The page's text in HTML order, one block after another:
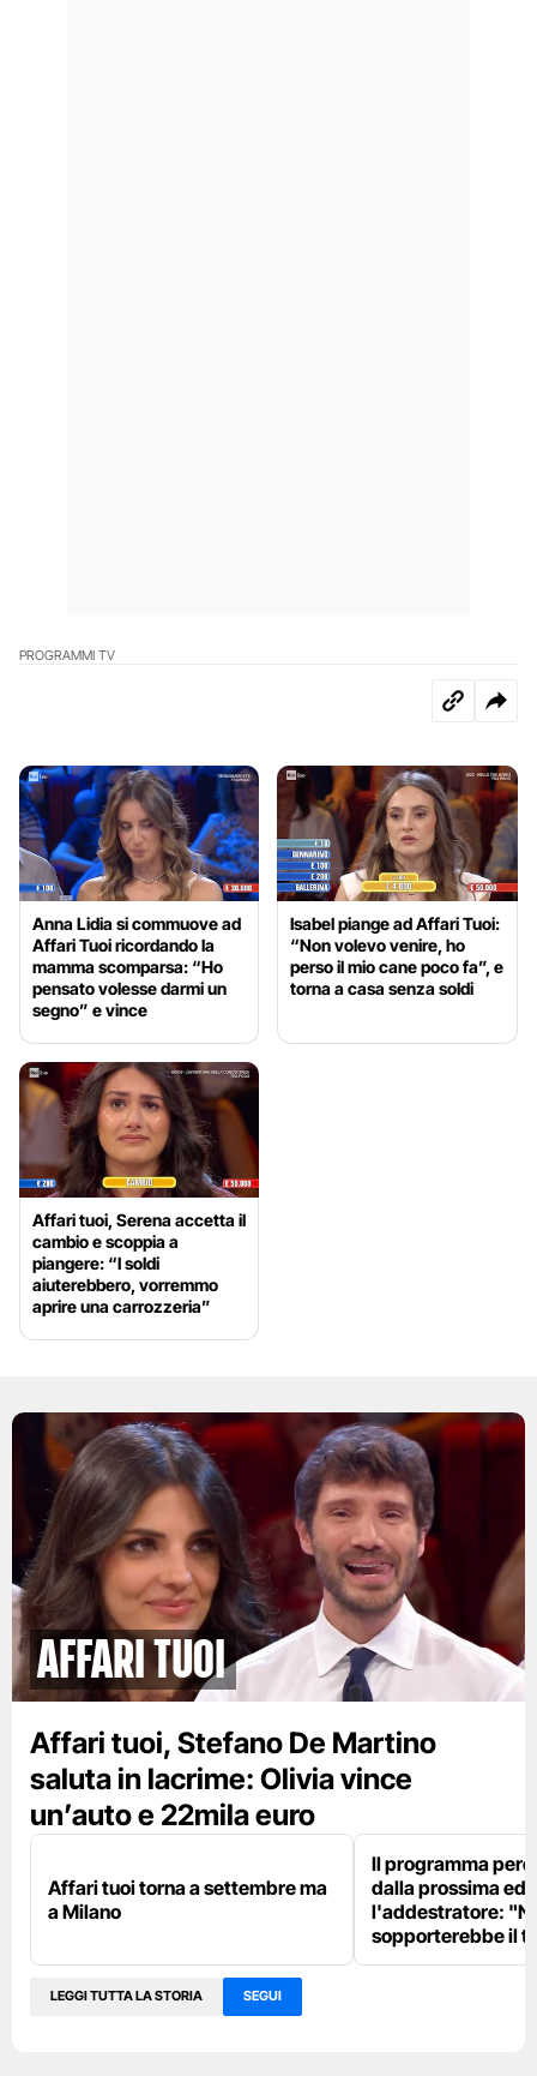
PROGRAMMI TV
Anna Lidia si commuove ad
Affari Tuoi ricordando la
mamma scomparsa: “Ho
pensato volesse darmi un
segno” e vince
Isabel piange ad Affari Tuoi:
“Non volevo venire, ho
perso il mio cane poco fa”, e
torna a casa senza soldi
Affari tuoi, Serena accetta il
cambio e scoppia a
piangere: “I soldi
aiuterebbero, vorremmo
aprire una carrozzeria”
Affari tuoi
Affari tuoi, Stefano De Martino
saluta in lacrime: Olivia vince
un’auto e 22mila euro
Affari tuoi torna a settembre ma
a Milano
Il programma
dalla prossima
l'addestratore:
sopporterebbe il
LEGGI TUTTA LA STORIA SEGUI